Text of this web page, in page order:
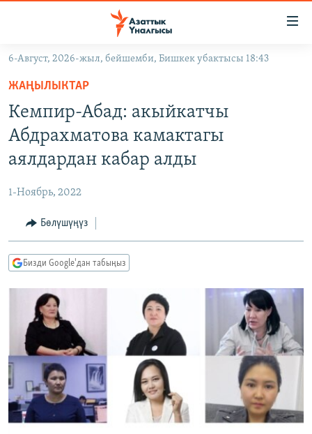
Навигацияга
өтүңүз
Издөөгө
салыңызКЫРГЫЗСТАН
МАДАНИЯТ
ДҮЙНӨ
УКРАИНА
ТВ ПРОГРАММАЛАР
БҮГҮН АЗАТТЫКТА
ДАНИСТЕ
ЭЖЕ-СИҢДИЛЕР
АЗАТТЫК+
ЫҢГАЙСЫЗ СУРООЛОР
ПОДКАСТ
Русский
ОНЛАЙН ШЕРИНЕ
ЭЕ/АРнун бардык сайттары
6-Август, 2026-жыл, бейшемби, Бишкек убактысы 18:43
ЖАҢЫЛЫКТАР
Кемпир-Абад: акыйкатчы
Абдрахматова камактагы
аялдардан кабар алды
1-Ноябрь, 2022
Бөлүшүңүз
Бизди Google'дан табыңыз